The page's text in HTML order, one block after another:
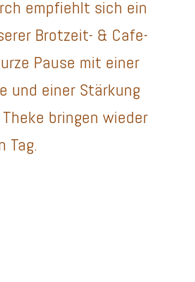
empfiehlt sich ein
Brotzeit- & Cafe-
Pause mit einer
und einer Stärkung
bringen wieder
Tag.